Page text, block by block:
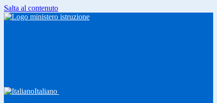
Salta al contenuto
Italiano